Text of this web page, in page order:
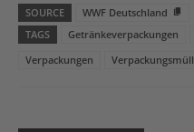
SOURCE
WWF Deutschland
TAGS
Getränkeverpackungen
Verpackungen
Verpackungsmüll